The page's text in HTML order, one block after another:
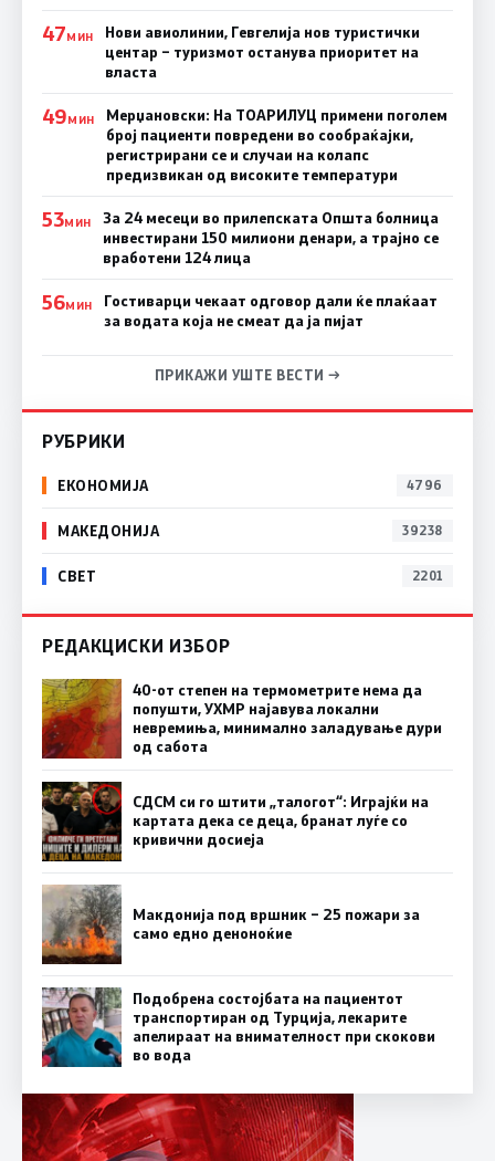
47МИН
Нови авиолинии, Гевгелија нов туристички
центар – туризмот останува приоритет на
власта
49МИН
Мерџановски: На ТОАРИЛУЦ примени поголем
број пациенти повредени во сообраќајки,
регистрирани се и случаи на колапс
предизвикан од високите температури
53МИН
За 24 месеци во прилепската Општа болница
инвестирани 150 милиони денари, а трајно се
вработени 124 лица
56МИН
Гостиварци чекаат одговор дали ќе плаќаат
за водата која не смеат да ја пијат
ПРИКАЖИ УШТЕ ВЕСТИ →
РУБРИКИ
ЕКОНОМИЈА 4796
МАКЕДОНИЈА 39238
СВЕТ 2201
РЕДАКЦИСКИ ИЗБОР
40-от степен на термометрите нема да
попушти, УХМР најавува локални
невремиња, минимално заладување дури
од сабота
СДСМ си го штити „талогот“: Играјќи на
картата дека се деца, бранат луѓе со
кривични досиеја
Макдонија под вршник – 25 пожари за
само едно деноноќие
Подобрена состојбата на пациентот
транспортиран од Турција, лекарите
апелираат на внимателност при скокови
во вода